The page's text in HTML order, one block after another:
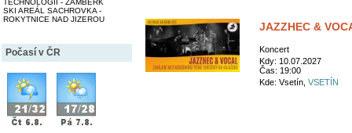
TECHNOLOGIÍ - ŽAMBERK
SKI AREÁL SACHROVKA -
ROKYTNICE NAD JIZEROU
Počasí v ČR
JAZZHEC &
Koncert
Kdy: 10.07.2027
Čas: 19:00
Kde: Vsetín, VSETÍN